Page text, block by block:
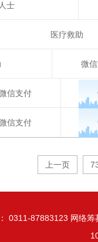
士
医疗救助
微
信支付
信支付
上一页
0311-87883123 网络